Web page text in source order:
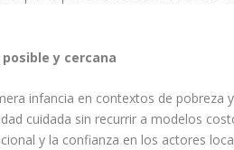
y cercana
infancia en contextos de pobreza
cuidada sin recurrir a modelos
y la confianza en los actores